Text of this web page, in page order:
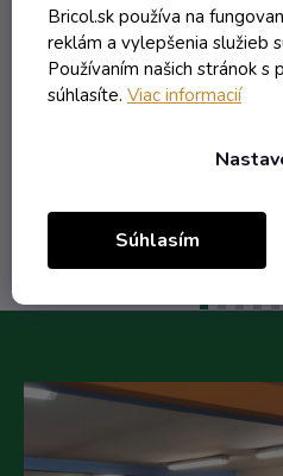
Bricol.sk používa na
reklám a vylepšenia služieb
Používaním našich stránok
súhlasíte. Viac informacií
Súhlasím
0,91 €